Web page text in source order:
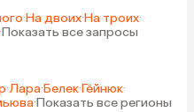
·На двоих·На троих·
·Показать все запросы
·Лара·Белек·Гёйнюк·
·Показать все регионы